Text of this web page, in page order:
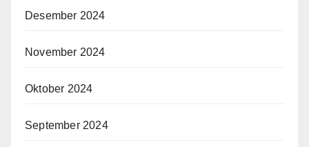
Desember 2024
November 2024
Oktober 2024
September 2024